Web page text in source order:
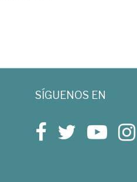
SÍGUENOS EN